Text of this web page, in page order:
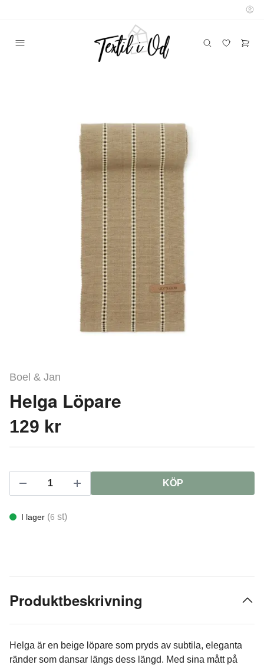
Boel & Jan
Helga Löpare
129 kr
KÖP
I lager (6 st)
Produktbeskrivning
Helga är en beige löpare som pryds av subtila, eleganta
ränder som dansar längs dess längd. Med sina mått på